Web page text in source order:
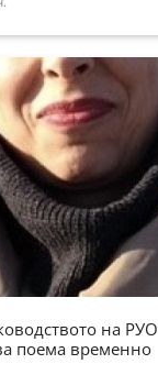
на РУО
поема временно